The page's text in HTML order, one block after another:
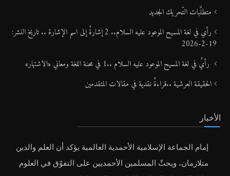
متطلَّبات التّحريك الجديد
رأي في لغة المسيح الموعود عليه السلام.. 2 إشارةٌ إلى اسم الإشارة .. تاريخ النشر:
19-2-2026
رأيٌ في لغة المسيح الموعود عليه السلام ..1 في محنة اللغة ومعاني «الاشتهار»
الحقيقة العرشية ..قراءةٌ نقدية في مقالات المتقدمين
الأخبار
إمام الجماعة الإسلامية الأحمدية العالمية يؤكد أن العلم والدين
متلازمان، ويحثّ المسلمين الأحمديين على التفوّق في العلوم